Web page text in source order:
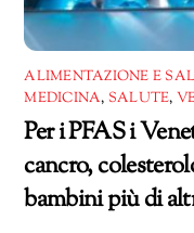
ALIMENTAZIONE E
MEDICINA, SALUTE,
Per i PFAS i
cancro,
bambini più di